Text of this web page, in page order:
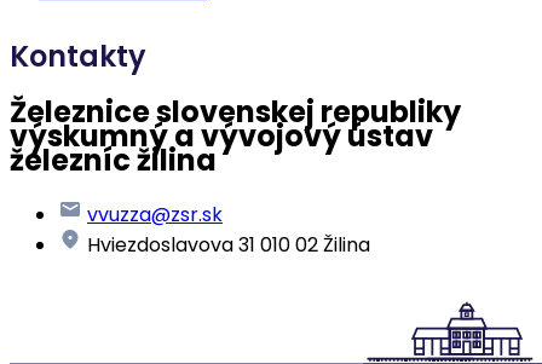
Kontakty
Železnice slovenskej republiky
výskumný a vývojový ústav
železníc žilina
vvuzza@zsr.sk
Hviezdoslavova 31 010 02 Žilina